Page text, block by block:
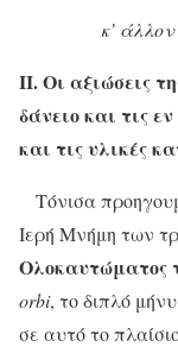
κ’ άλλον
ΙΙ. Οι αξιώσεις
δάνειο και τις
και τις υλικές
Τόνισα
Ιερή Μνήμη των
Ολοκαυτώματος
orbi, το διπλό
σε αυτό το